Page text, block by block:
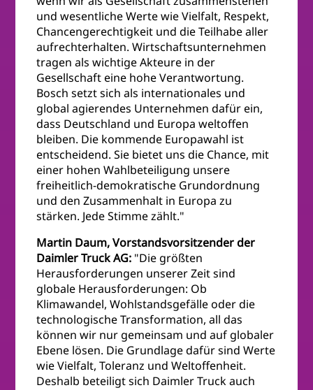
und wesentliche Werte wie Vielfalt, Respekt,
Chancengerechtigkeit und die Teilhabe aller
aufrechterhalten. Wirtschaftsunternehmen
tragen als wichtige Akteure in der
Gesellschaft eine hohe Verantwortung.
Bosch setzt sich als internationales und
global agierendes Unternehmen dafür ein,
dass Deutschland und Europa weltoffen
bleiben. Die kommende Europawahl ist
entscheidend. Sie bietet uns die Chance, mit
einer hohen Wahlbeteiligung unsere
freiheitlich-demokratische Grundordnung
und den Zusammenhalt in Europa zu
stärken. Jede Stimme zählt."
Martin Daum, Vorstandsvorsitzender der
Daimler Truck AG: "Die größten
Herausforderungen unserer Zeit sind
globale Herausforderungen: Ob
Klimawandel, Wohlstandsgefälle oder die
technologische Transformation, all das
können wir nur gemeinsam und auf globaler
Ebene lösen. Die Grundlage dafür sind Werte
wie Vielfalt, Toleranz und Weltoffenheit.
Deshalb beteiligt sich Daimler Truck auch